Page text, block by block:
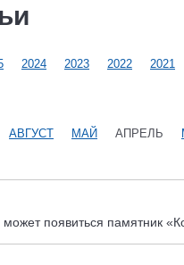
2024 2023 2022 2021
АВГУСТ МАЙ АПРЕЛЬ
может появиться памятник